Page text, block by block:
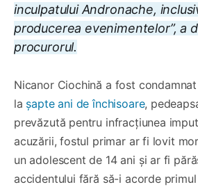
inculpatului Andronache,
producerea evenimentelor”, a
procurorul.
Nicanor Ciochină a fost
la șapte ani de închisoare,
prevăzută pentru infracțiunea
acuzării, fostul primar ar fi lovit
un adolescent de 14 ani și ar fi
accidentului fără să-i acorde